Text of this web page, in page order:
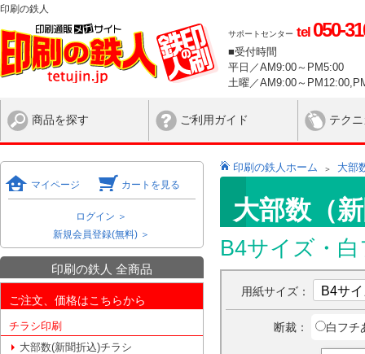
印刷の鉄人
サポートセンター tel 050-
■受付時間
平日／AM9:00～PM5:00
土曜／AM9:00～
商品を探す ご利用ガイド テク
マイページ カートを見る
ログイン ＞
新規会員登録(無料) ＞
印刷の鉄人 全商品
ご注文、価格はこちらから
チラシ印刷
大部数(新聞折込)チラシ
印刷の鉄人ホーム 大部
大部数（
B4サイズ・
用紙サイズ：
断裁： 白フチ